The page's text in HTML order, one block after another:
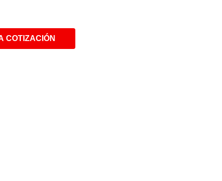
COTIZACIÓN